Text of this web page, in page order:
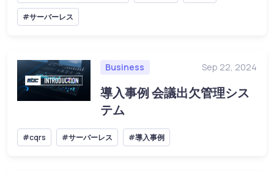
#サーバーレス
Business Sep 22, 2024
導入事例 会議出欠管理シス
テム
#cqrs #サーバーレス #導入事例